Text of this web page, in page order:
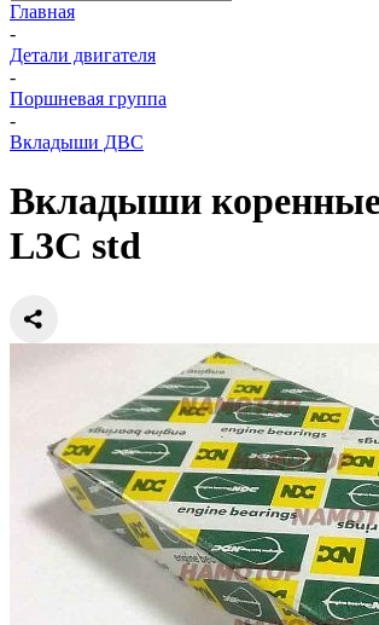
Главная
-
Детали двигателя
-
Поршневая группа
-
Вкладыши ДВС
Вкладыши
L3C std